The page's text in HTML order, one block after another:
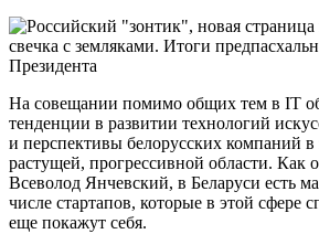
На совещании помимо общих тем в IT
тенденции в развитии технологий
и перспективы белорусских компаний в
растущей, прогрессивной области. Как
Всеволод Янчевский, в Беларуси есть
числе стартапов, которые в этой сфере
еще покажут себя.